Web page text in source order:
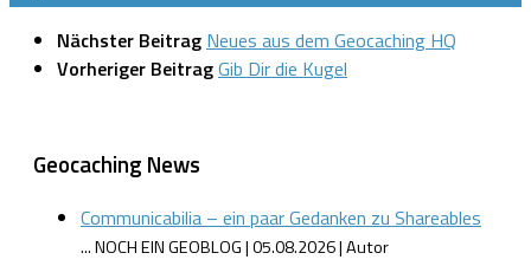
Nächster Beitrag Neues aus dem Geocaching HQ
Vorheriger BeitragGib Dir die Kugel
Geocaching News
Communicabilia – ein paar Gedanken zu Shareables
... NOCH EIN GEOBLOG 05.08.2026 Autor